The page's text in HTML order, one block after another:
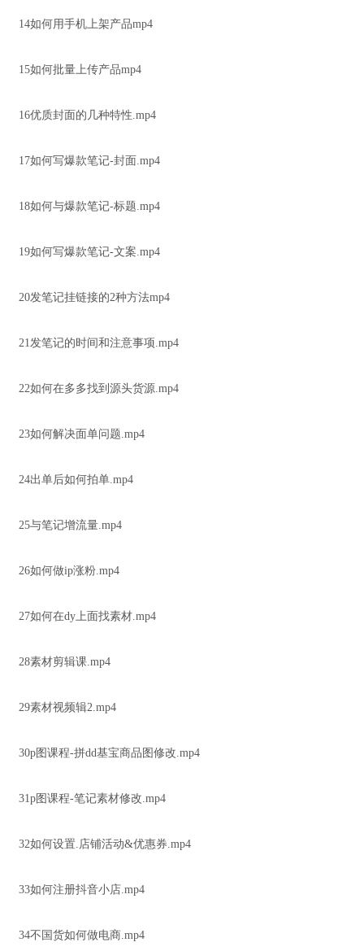
14如何用手机上架产品mp4
15如何批量上传产品mp4
16优质封面的几种特性.mp4
17如何写爆款笔记-封面.mp4
18如何与爆款笔记-标题.mp4
19如何写爆款笔记-文案.mp4
20发笔记挂链接的2种方法mp4
21发笔记的时间和注意事项.mp4
22如何在多多找到源头货源.mp4
23如何解决面单问题.mp4
24出单后如何拍单.mp4
25与笔记增流量.mp4
26如何做ip涨粉.mp4
27如何在dy上面找素材.mp4
28素材剪辑课.mp4
29素材视频辑2.mp4
30p图课程-拼dd基宝商品图修改.mp4
31p图课程-笔记素材修改.mp4
32如何设置.店铺活动&优惠券.mp4
33如何注册抖音小店.mp4
34不国货如何做电商.mp4